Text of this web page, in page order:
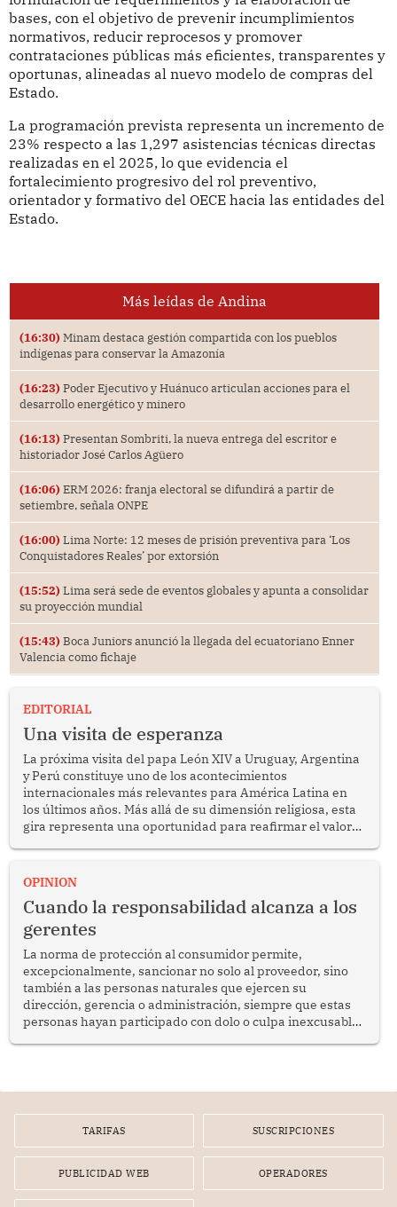
bases, con el objetivo de prevenir incumplimientos
normativos, reducir reprocesos y promover
contrataciones públicas más eficientes, transparentes y
oportunas, alineadas al nuevo modelo de compras del
Estado.
La programación prevista representa un incremento de
23% respecto a las 1,297 asistencias técnicas directas
realizadas en el 2025, lo que evidencia el
fortalecimiento progresivo del rol preventivo,
orientador y formativo del OECE hacia las entidades del
Estado.
Más leídas de Andina
(16:30) Minam destaca gestión compartida con los pueblos
indígenas para conservar la Amazonía
(16:23) Poder Ejecutivo y Huánuco articulan acciones para el
desarrollo energético y minero
(16:13) Presentan Sombriti, la nueva entrega del escritor e
historiador José Carlos Agüero
(16:06) ERM 2026: franja electoral se difundirá a partir de
setiembre, señala ONPE
(16:00) Lima Norte: 12 meses de prisión preventiva para ‘Los
Conquistadores Reales’ por extorsión
(15:52) Lima será sede de eventos globales y apunta a consolidar
su proyección mundial
(15:43) Boca Juniors anunció la llegada del ecuatoriano Enner
Valencia como fichaje
EDITORIAL
Una visita de esperanza
La próxima visita del papa León XIV a Uruguay, Argentina
y Perú constituye uno de los acontecimientos
internacionales más relevantes para América Latina en
los últimos años. Más allá de su dimensión religiosa, esta
gira representa una oportunidad para reafirmar el valor
enfrenta desafíos en materia de desarrollo, cohesión
OPINION
Cuando la responsabilidad alcanza a los
gerentes
La norma de protección al consumidor permite,
excepcionalmente, sancionar no solo al proveedor, sino
también a las personas naturales que ejercen su
dirección, gerencia o administración, siempre que estas
personas hayan participado con dolo o culpa inexcusable
por la frustrada realización de un meet and greet con
TARIFAS SUSCRIPCIONES
PUBLICIDAD WEB OPERADORES